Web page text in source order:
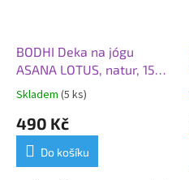
BODHI Deka na jógu
ASANA LOTUS, natur, 150 x
200 cm
Skladem (5 ks)
490 Kč
Do košíku